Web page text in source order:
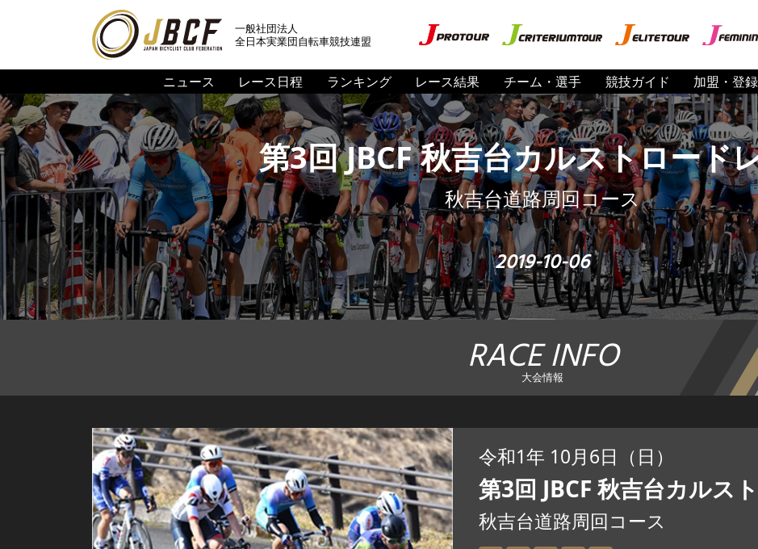
一般社団法人
全日本実業団自転車競技連盟
ニュース レース日程 ランキング レース結果 チーム・選手 競技ガイド 加盟・登録
第3回 JBCF 秋吉台カルストロード
秋吉台道路周回コース
2019-10-06
RACE INFO
大会情報
令和1年 10月6日（日）
第3回 JBCF 秋吉台カルス
秋吉台道路周回コース